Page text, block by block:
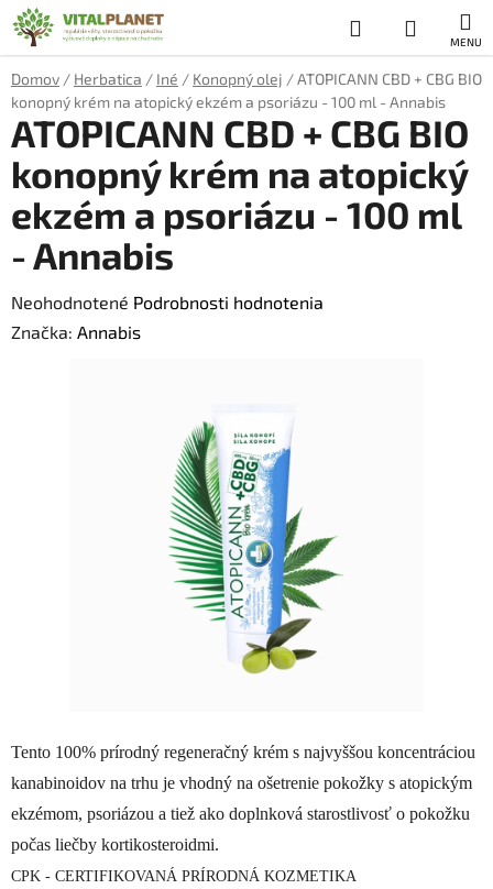
Prejsť
na
obsah
Hľadať
KOŠÍK
Domov / Herbatica / Iné / Konopný olej /ATOPICANN CBD + CBG BIO
konopný krém na atopický ekzém a psoriázu - 100 ml - Annabis
Tento 100% prírodný regeneračný krém s najvyššou koncentráciou
kanabinoidov na trhu je vhodný na ošetrenie pokožky s atopickým
ekzémom, psoriázou a tiež ako doplnková starostlivosť o pokožku
počas liečby kortikosteroidmi.
CPK - CERTIFIKOVANÁ PRÍRODNÁ KOZMETIKA
ATOPICANN CBD + CBG BIO
konopný krém na atopický
ekzém a psoriázu - 100 ml
- Annabis
Priemerné
hodnotenie
Neohodnotené Podrobnosti hodnotenia
Značka: Annabis